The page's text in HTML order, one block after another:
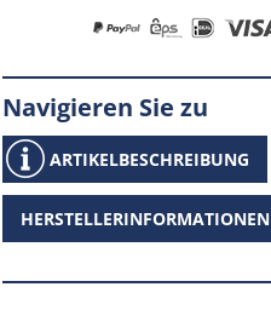
Navigieren Sie zu
ARTIKELBESCHREIBUNG
HERSTELLERINFORMATIONEN